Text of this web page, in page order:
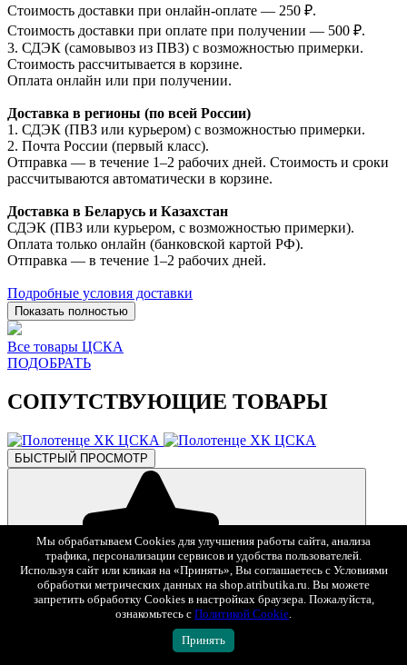
Стоимость доставки при онлайн-оплате — 250 ₽.
Стоимость доставки при оплате при получении — 500 ₽.
3. СДЭК (самовывоз из ПВЗ) с возможностью примерки.
Стоимость рассчитывается в корзине.
Оплата онлайн или при получении.
Доставка в регионы (по всей России)
1. СДЭК (ПВЗ или курьером) с возможностью примерки.
2. Почта России (первый класс).
Отправка — в течение 1–2 рабочих дней. Стоимость и сроки
рассчитываются автоматически в корзине.
Доставка в Беларусь и Казахстан
СДЭК (ПВЗ или курьером, с возможностью примерки).
Оплата только онлайн (банковской картой РФ).
Отправка — в течение 1–2 рабочих дней.
Подробные условия доставки
Показать полностью
Все товары ЦСКА
ПОДОБРАТЬ
СОПУТСТВУЮЩИЕ ТОВАРЫ
БЫСТРЫЙ ПРОСМОТР
В избранное
Мы обрабатываем Cookies для улучшения работы сайта, анализа
трафика, персонализации сервисов и удобства пользователей.
Используя сайт или кликая на «Принять», Вы соглашаетесь с Условиями
обработки метрических данных на shop.atributika.ru. Вы можете
запретить обработку Cookies в настройках браузера. Пожалуйста,
ознакомьтесь с Политикой Cookie.
Принять